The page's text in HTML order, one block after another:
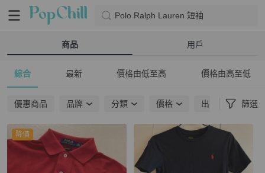
Polo Ralph Lauren 短袖
商品 用戶
綜合 最新 價格由低至高 價格由高至低
優惠商品 品牌 分類 價格 出貨地點 篩選
降價